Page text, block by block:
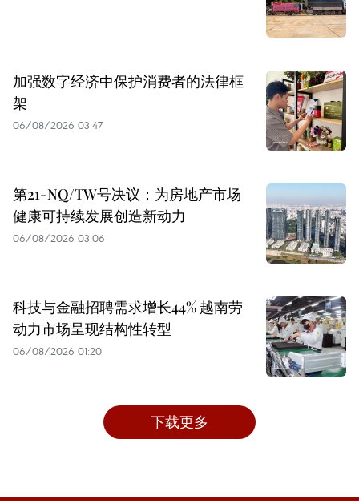
加强数字经济中保护消费者的法律框
架
06/08/2026 03:47
第21-NQ/TW号决议：为房地产市场
健康可持续发展创造新动力
06/08/2026 03:06
科技与金融招聘需求增长44% 越南劳
动力市场呈现结构性转型
06/08/2026 01:20
下载更多